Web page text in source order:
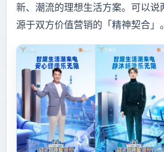
新、潮流的理想生活方案。可以说
源于双方价值营销的「精神契合」。